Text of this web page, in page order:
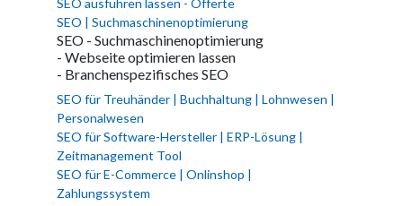
SEO ausführen lassen - Offerte
SEO | Suchmaschinenoptimierung
SEO - Suchmaschinenoptimierung
- Webseite optimieren lassen
- Branchenspezifisches SEO
SEO für Treuhänder | Buchhaltung | Lohnwesen |
Personalwesen
SEO für Software-Hersteller | ERP-Lösung |
Zeitmanagement Tool
SEO für E-Commerce | Onlinshop |
Zahlungssystem